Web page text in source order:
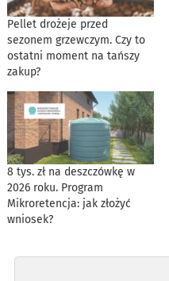
Pellet drożeje przed
sezonem grzewczym. Czy to
ostatni moment na tańszy
zakup?
8 tys. zł na deszczówkę w
2026 roku. Program
Mikroretencja: jak złożyć
wniosek?